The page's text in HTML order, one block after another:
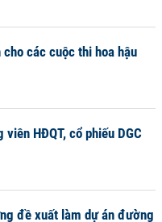
các cuộc thi hoa hậu
HĐQT, cổ phiếu DGC
đề xuất làm dự án đường